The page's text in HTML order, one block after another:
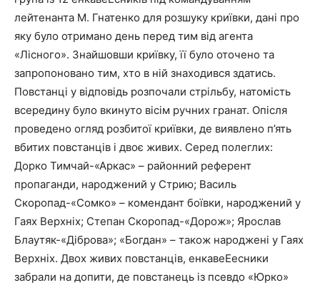
лейтенанта М. Гнатенко для розшуку криївки, дані про
яку було отримано день перед тим від агента
«Лісного». Знайшовши криївку, її було оточено та
запропоновано тим, хто в ній знаходився здатись.
Повстанці у відповідь розпочали стрільбу, натомість
всередину було вкинуто вісім ручних гранат. Опісля
проведено огляд розбитої криївки, де виявлено п’ять
вбитих повстанців і двоє живих. Серед полеглих:
Дорко Тимчай-«Аркас» – районний референт
пропаганди, народжений у Стрию; Василь
Скоропад-«Сомко» – комендант боївки, народжений у
Гаях Верхніх; Степан Скоропад-«Дорож»; Ярослав
Блаутяк-«Діброва»; «Богдан» – також народжені у Гаях
Верхніх. Двох живих повстанців, енкавеЕесники
забрали на допити, де повстанець із псевдо «Юрко»